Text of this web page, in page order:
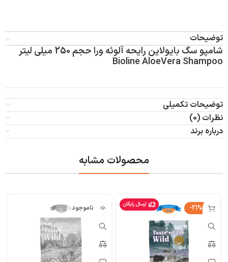
توضیحات
شامپو سگ بایولاین رایحه آلوئه ورا حجم 250 میلی لیتر
Bioline AloeVera Shampoo
توضیحات تکمیلی
نظرات (0)
درباره برند
محصولات مشابه
-21% ارسال رایگان ناموجود